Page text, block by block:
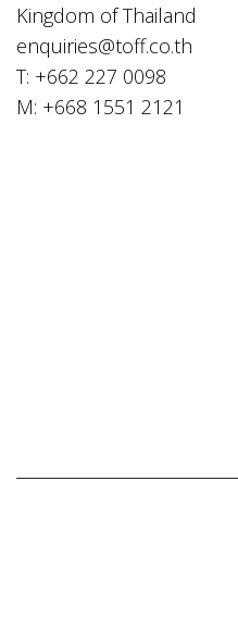
Kingdom of Thailand
enquiries@toff.co.th
T: +662 227 0098
M: +668 1551 2121